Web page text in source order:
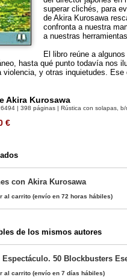
superar clichés, para
de Akira Kurosawa
confronta a nuestra
a nuestras
El libro reúne a
hasta qué punto todavía nos
violencia, y otras inquietudes.
Akira Kurosawa
| 398 páginas | Rústica con solapas,
€
con Akira Kurosawa
al carrito (envío en 72 horas hábiles)
de los mismos autores
Espectáculo. 50 Blockbusters
al carrito (envío en 7 días hábiles)